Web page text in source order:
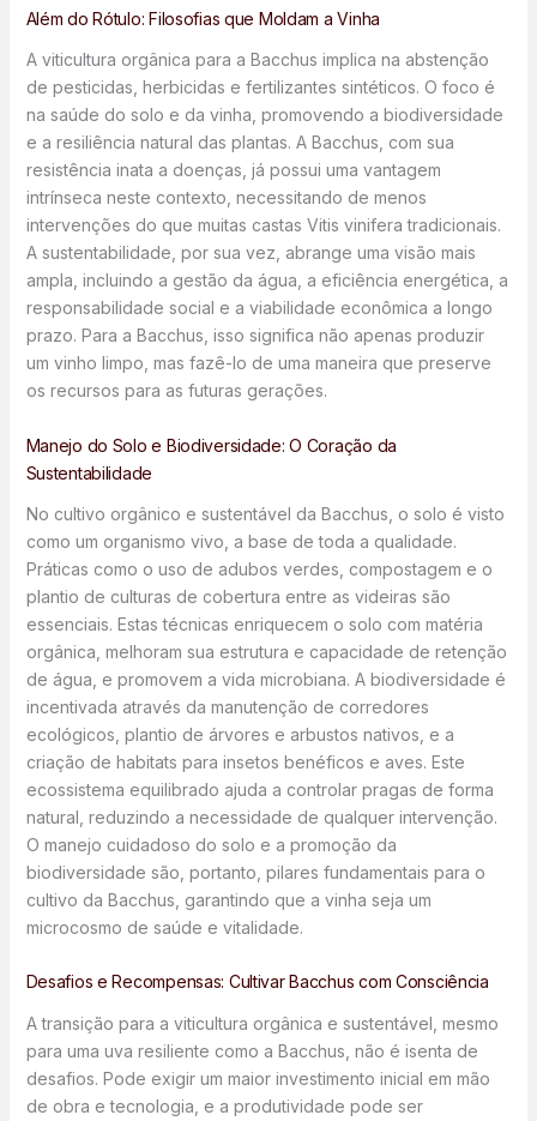
Além do Rótulo: Filosofias que Moldam a Vinha
A viticultura orgânica para a Bacchus implica na abstenção
de pesticidas, herbicidas e fertilizantes sintéticos. O foco é
na saúde do solo e da vinha, promovendo a biodiversidade
e a resiliência natural das plantas. A Bacchus, com sua
resistência inata a doenças, já possui uma vantagem
intrínseca neste contexto, necessitando de menos
intervenções do que muitas castas Vitis vinifera tradicionais.
A sustentabilidade, por sua vez, abrange uma visão mais
ampla, incluindo a gestão da água, a eficiência energética, a
responsabilidade social e a viabilidade econômica a longo
prazo. Para a Bacchus, isso significa não apenas produzir
um vinho limpo, mas fazê-lo de uma maneira que preserve
os recursos para as futuras gerações.
Manejo do Solo e Biodiversidade: O Coração da
Sustentabilidade
No cultivo orgânico e sustentável da Bacchus, o solo é visto
como um organismo vivo, a base de toda a qualidade.
Práticas como o uso de adubos verdes, compostagem e o
plantio de culturas de cobertura entre as videiras são
essenciais. Estas técnicas enriquecem o solo com matéria
orgânica, melhoram sua estrutura e capacidade de retenção
de água, e promovem a vida microbiana. A biodiversidade é
incentivada através da manutenção de corredores
ecológicos, plantio de árvores e arbustos nativos, e a
criação de habitats para insetos benéficos e aves. Este
ecossistema equilibrado ajuda a controlar pragas de forma
natural, reduzindo a necessidade de qualquer intervenção.
O manejo cuidadoso do solo e a promoção da
biodiversidade são, portanto, pilares fundamentais para o
cultivo da Bacchus, garantindo que a vinha seja um
microcosmo de saúde e vitalidade.
Desafios e Recompensas: Cultivar Bacchus com Consciência
A transição para a viticultura orgânica e sustentável, mesmo
para uma uva resiliente como a Bacchus, não é isenta de
desafios. Pode exigir um maior investimento inicial em mão
de obra e tecnologia, e a produtividade pode ser